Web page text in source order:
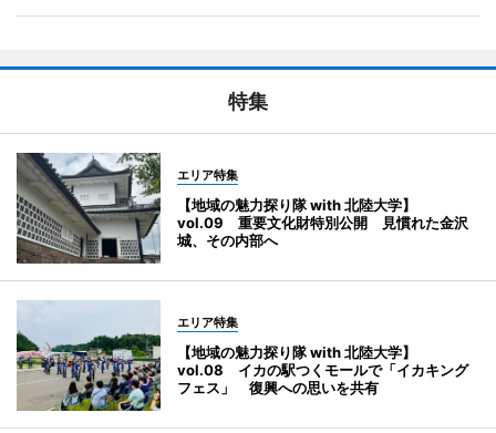
特集
エリア特集
【地域の魅力探り隊 with 北陸大学】
vol.09 重要文化財特別公開 見慣れた金沢
城、その内部へ
エリア特集
【地域の魅力探り隊 with 北陸大学】
vol.08 イカの駅つくモールで「イカキング
フェス」 復興への思いを共有